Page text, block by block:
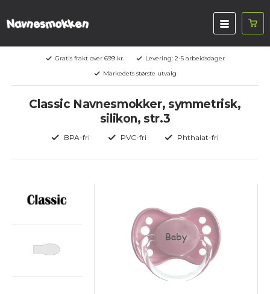
Gratis frakt over 699 kr.
Levering: 2-5 arbeidsdager
Markedets største utvalg
Classic Navnesmokker, symmetrisk,
silikon, str.3
BPA-fri PVC-fri Phthalat-fri
Baby